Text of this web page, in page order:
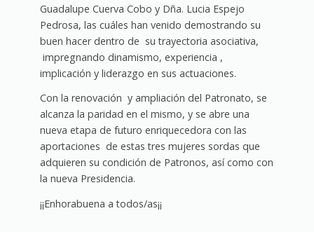
Guadalupe Cuerva Cobo y Dña. Lucia Espejo
Pedrosa, las cuáles han venido demostrando su
buen hacer dentro de su trayectoria asociativa,
impregnando dinamismo, experiencia ,
implicación y liderazgo en sus actuaciones.
Con la renovación y ampliación del Patronato, se
alcanza la paridad en el mismo, y se abre una
nueva etapa de futuro enriquecedora con las
aportaciones de estas tres mujeres sordas que
adquieren su condición de Patronos, así como con
la nueva Presidencia.
¡¡Enhorabuena a todos/as¡¡